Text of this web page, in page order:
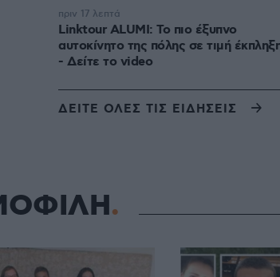
Linktour ALUMI: Το πιο έξυπνο
αυτοκίνητο της πόλης σε τιμή
- Δείτε το video
πριν 17 λεπτά
ΔΕΙΤΕ ΟΛΕΣ ΤΙΣ ΕΙΔΗΣΕΙΣ